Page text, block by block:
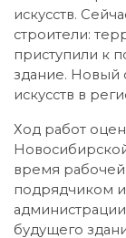
искусств.
строители:
приступили к
здание. Новый
искусств в
Ход работ
время рабочей
подрядчиком
будущего